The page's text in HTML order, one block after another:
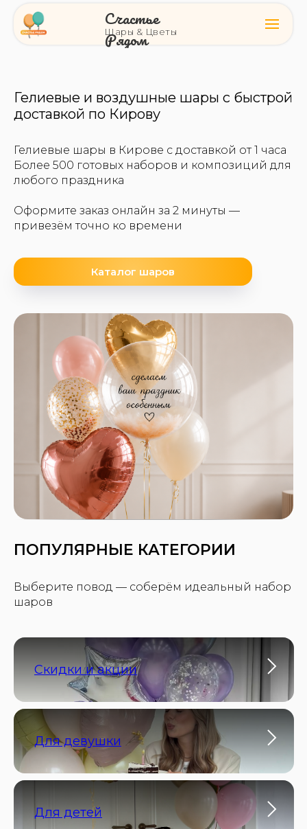
Счастье
Рядом
Шары & Цветы
Гелиевые и воздушные шары с быстрой
доставкой по Кирову
Гелиевые шары в Кирове с доставкой от 1 часа
Более 500 готовых наборов и композиций для
любого праздника
Оформите заказ онлайн за 2 минуты —
привезём точно ко времени
Каталог шаров
ПОПУЛЯРНЫЕ КАТЕГОРИИ
Выберите повод — соберём идеальный набор
шаров
Скидки и акции
Для девушки
Для детей